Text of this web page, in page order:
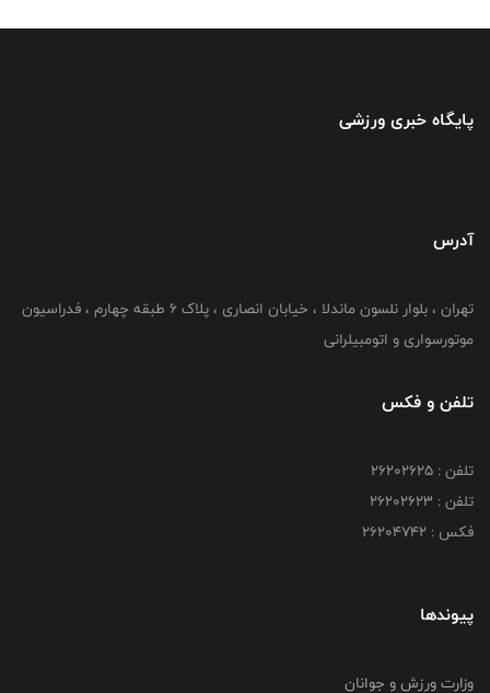
پایگاه خبری ورزشی
آدرس
تهران ، بلوار نلسون ماندلا ، خیابان انصاری ، پلاک ۶ طبقه چهارم ، فدراسیون
موتورسواری و اتومبیلرانی
تلفن و فکس
تلفن : ۲۶۲۰۲۶۲۵
تلفن : ۲۶۲۰۲۶۲۳
فکس : ۲۶۲۰۴۷۴۲
پیوندها
وزارت ورزش و جوانان